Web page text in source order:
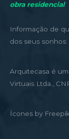
obra residencial
Informação de
dos seus sonhos
Arquitecasa é
Virtuais Ltda.,
Ícones by